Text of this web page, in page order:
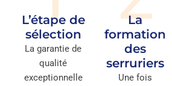
L’étape de
sélection
La garantie de
qualité
exceptionnelle
La
formation
des
serruriers
Une fois